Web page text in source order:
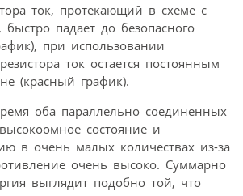
ток, протекающий в схеме с
быстро падает до безопасного
при использовании
ток остается постоянным
(красный график).
оба параллельно соединенных
состояние и
в очень малых количествах из-за
очень высоко. Суммарно
выглядит подобно той, что